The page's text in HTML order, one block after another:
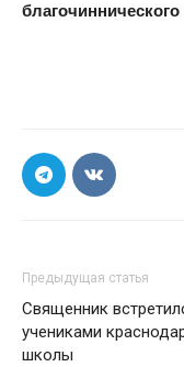
благочиннического
Предыдущая статья
Священник
учениками
школы